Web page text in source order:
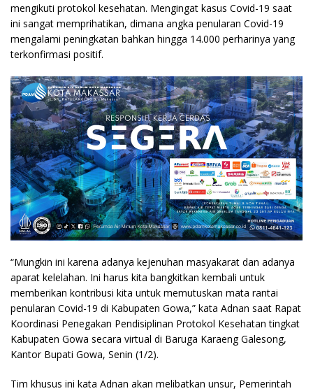
mengikuti protokol kesehatan. Mengingat kasus Covid-19 saat
ini sangat memprihatikan, dimana angka penularan Covid-19
mengalami peningkatan bahkan hingga 14.000 perharinya yang
terkonfirmasi positif.
“Mungkin ini karena adanya kejenuhan masyakarat dan adanya
aparat kelelahan. Ini harus kita bangkitkan kembali untuk
memberikan kontribusi kita untuk memutuskan mata rantai
penularan Covid-19 di Kabupaten Gowa,” kata Adnan saat Rapat
Koordinasi Penegakan Pendisiplinan Protokol Kesehatan tingkat
Kabupaten Gowa secara virtual di Baruga Karaeng Galesong,
Kantor Bupati Gowa, Senin (1/2).
Tim khusus ini kata Adnan akan melibatkan unsur, Pemerintah